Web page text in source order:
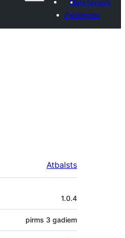
Mani favorīti
Pieslēgties
Atbalsts
1.0.4
pirms 3 gadiem